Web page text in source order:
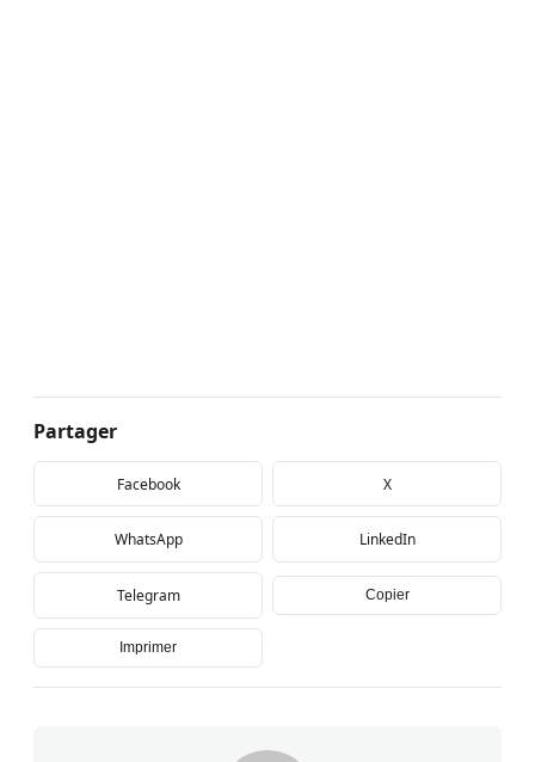
Partager
Facebook X
WhatsApp LinkedIn
Telegram Copier
Imprimer